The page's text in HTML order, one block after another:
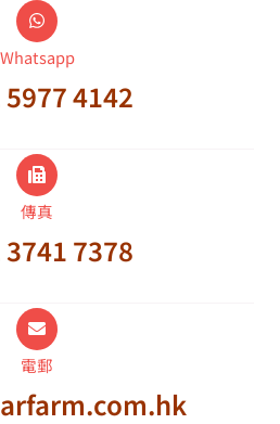
Whatsapp
4142
傳真
7378
電郵